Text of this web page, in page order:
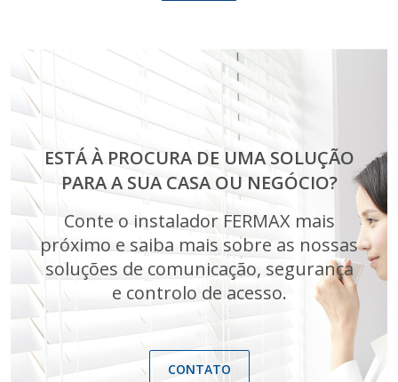
ESTÁ À PROCURA DE UMA SOLUÇÃO
PARA A SUA CASA OU NEGÓCIO?
Conte o instalador FERMAX mais
próximo e saiba mais sobre as nossas
soluções de comunicação, segurança
e controlo de acesso.
CONTATO